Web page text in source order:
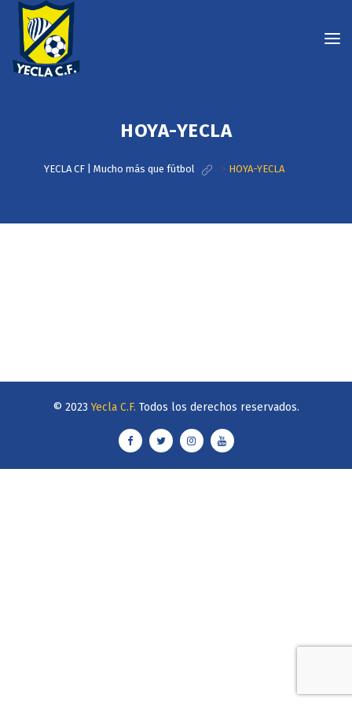
HOYA-YECLA
YECLA CF | Mucho más que fútbol > HOYA-YECLA
© 2023Yecla C.F. Todos los derechos reservados.